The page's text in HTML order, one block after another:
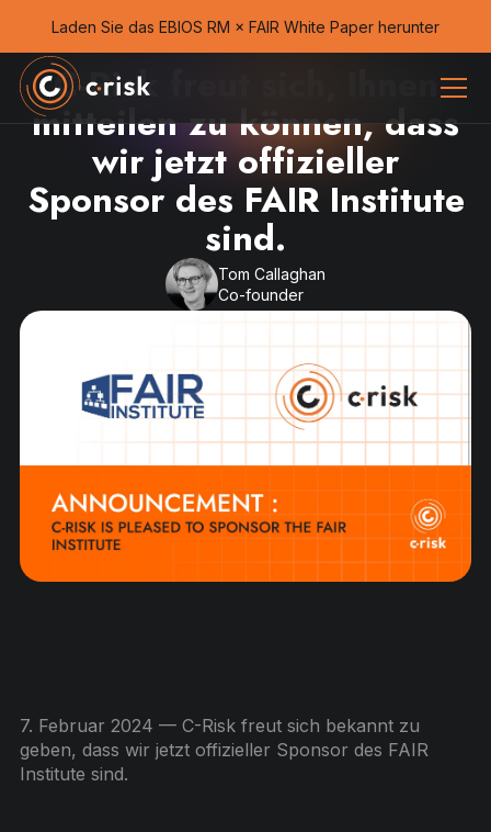
Laden Sie das EBIOS RM × FAIR White Paper herunter
C-Risk freut sich, Ihnen
mitteilen zu können, dass
wir jetzt offizieller
Sponsor des FAIR Institute
sind.
Tom Callaghan
Co-founder
7. Februar 2024 — C-Risk freut sich bekannt zu
geben, dass wir jetzt offizieller Sponsor des FAIR
Institute sind.